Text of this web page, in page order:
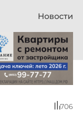
Новости
706